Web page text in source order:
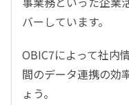
バーしています。
OBIC7によって社内
間のデータ連携の効
ょう。